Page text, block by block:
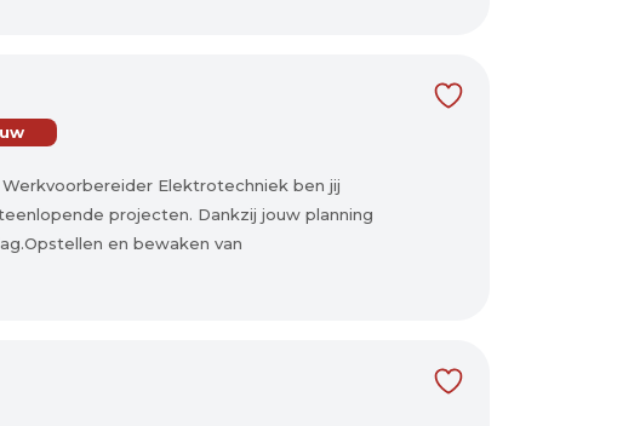
Elektrotechniek ben jij
projecten. Dankzij jouw planning
en bewaken van